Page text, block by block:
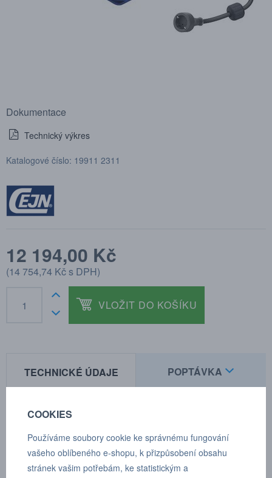
Dokumentace
Technický výkres
Katalogové číslo: 19911 2311
12 194,00 Kč
(14 754,74 Kčs DPH)
VLOŽIT DO KOŠÍKU
TECHNICKÉ ÚDAJE POPTÁVKA
Délka kabelu: 17 m
Zakončení: CH zástrčka
COOKIES
Používáme soubory cookie ke správnému fungování
vašeho oblíbeného e-shopu, k přizpůsobení obsahu
stránek vašim potřebám, ke statistickým a